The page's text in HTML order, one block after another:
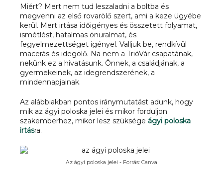
Miért? Mert nem tud leszaladni a boltba és
megvenni az első rovarölő szert, ami a keze ügyébe
kerül. Mert irtása időigényes és összetett folyamat,
ismétlést, hatalmas önuralmat, és
fegyelmezettséget igényel. Valljuk be, rendkívül
macerás és idegölő. Na nem a TrióVár csapatának,
nekünk ez a hivatásunk. Önnek, a családjának, a
gyermekeinek, az idegrendszerének, a
mindennapjainak.
Az alábbiakban pontos iránymutatást adunk, hogy
mik az ágyi poloska jelei és mikor forduljon
szakemberhez, mikor lesz szüksége ágyi poloska
irtásra.
Az ágyi poloska jelei - Forrás: Canva